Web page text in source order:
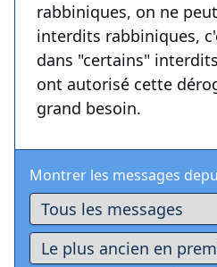
rabbiniques, on ne
interdits rabbiniques,
dans "certains"
ont autorisé cette
grand besoin.
Montrer les messages